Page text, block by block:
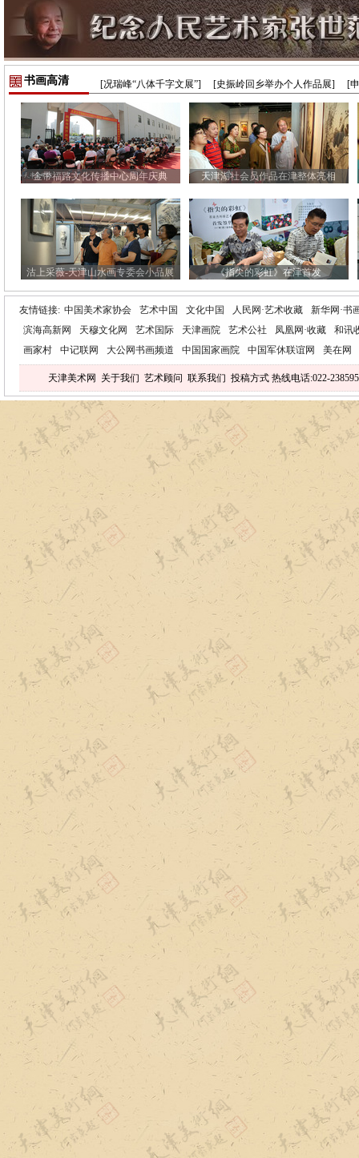
书画高清 [况瑞峰“八体千字文展”] [史振岭回乡举办个人作品展] [
金带福路文化传播中心周年庆典 天津湖社会员作品在津整体亮相
沽上采薇-天津山水画专委会小品展 《指尖的彩虹》在津首发
友情链接: 中国美术家协会 艺术中国 文化中国 人民网·艺术收藏
新华网·书
滨海高新网
天穆文化网 艺术国际 天津画院 艺术公社 凤凰网·收藏
和讯
画家村
中记联网 大公网书画频道 中国国家画院 中国军休联谊网 美在网
天津美术网 关于我们 艺术顾问 联系我们 投稿方式 热线电话:022-